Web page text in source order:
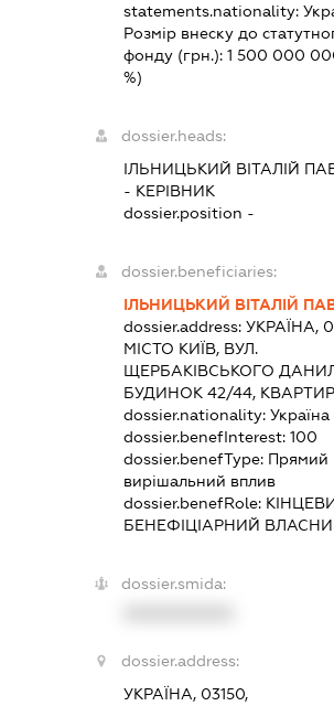
statements.nationality:
Розмір внеску до
фонду (грн.):1 500 000
%)
dossier.heads:
ІЛЬНИЦЬКИЙ ВІТАЛІЙ
- КЕРІВНИК
dossier.position -
dossier.beneficiaries:
ІЛЬНИЦЬКИЙ ВІТАЛІЙ
dossier.address:УКРАЇНА,
МІСТО КИЇВ, ВУЛ.
ЩЕРБАКІВСЬКОГО
БУДИНОК 42/44,
dossier.nationality:Україна
dossier.benefInterest:100
dossier.benefType: Прямий
вирішальний вплив
dossier.benefRole:
БЕНЕФІЦІАРНИЙ
dossier.smida:
dossier.address:
УКРАЇНА, 03150,